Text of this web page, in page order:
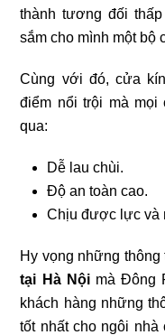
thành tương đối
sắm cho mình một bộ
Cùng với đó, cửa
điểm nổi trội mà mọi
qua:
Dễ lau chùi.
Độ an toàn cao.
Chịu được lực và
Hy vọng những
tại Hà Nộimà Đông
khách hàng những
tốt nhất cho ngôi